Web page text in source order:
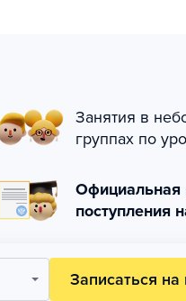
Занятия в
группах по
Официальная
поступления
Записаться на